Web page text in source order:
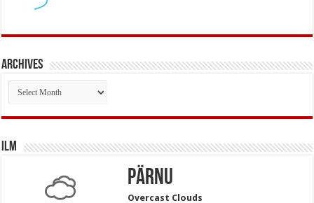
Archives
Archives
Ilm
Pärnu
Overcast Clouds